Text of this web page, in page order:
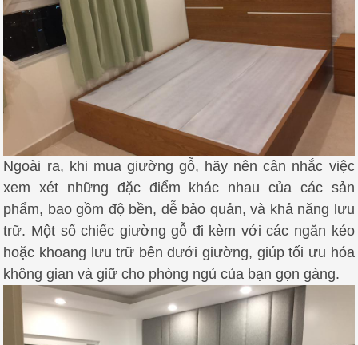
Ngoài ra, khi mua giường gỗ, hãy nên cân nhắc việc
xem xét những đặc điểm khác nhau của các sản
phẩm, bao gồm độ bền, dễ bảo quản, và khả năng lưu
trữ. Một số chiếc giường gỗ đi kèm với các ngăn kéo
hoặc khoang lưu trữ bên dưới giường, giúp tối ưu hóa
không gian và giữ cho phòng ngủ của bạn gọn gàng.